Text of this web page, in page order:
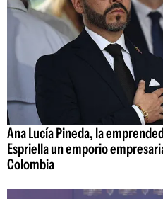
Ana Lucía Pineda, la
Espriella un emporio
Colombia